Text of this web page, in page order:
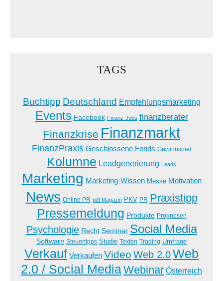
TAGS
Buchtipp Deutschland Empfehlungsmarketing
Events Facebook Finanz-Jobs finanzberater
Finanzkrise Finanzmarkt
FinanzPraxis Geschlossene Fonds Gewinnspiel
Kolumne Leadgenerierung Leads
Marketing Marketing-Wissen Messe Motivation
News Online PR pdf Magazin PKV PR Praxistipp
Pressemeldung Produkte Prognosen
Psychologie Recht Seminar Social Media
Software Steuertipps Studie Texten Trading Umfrage
Verkauf Verkaufen Video Web 2.0Web
2.0 / Social MediaWebinar Österreich